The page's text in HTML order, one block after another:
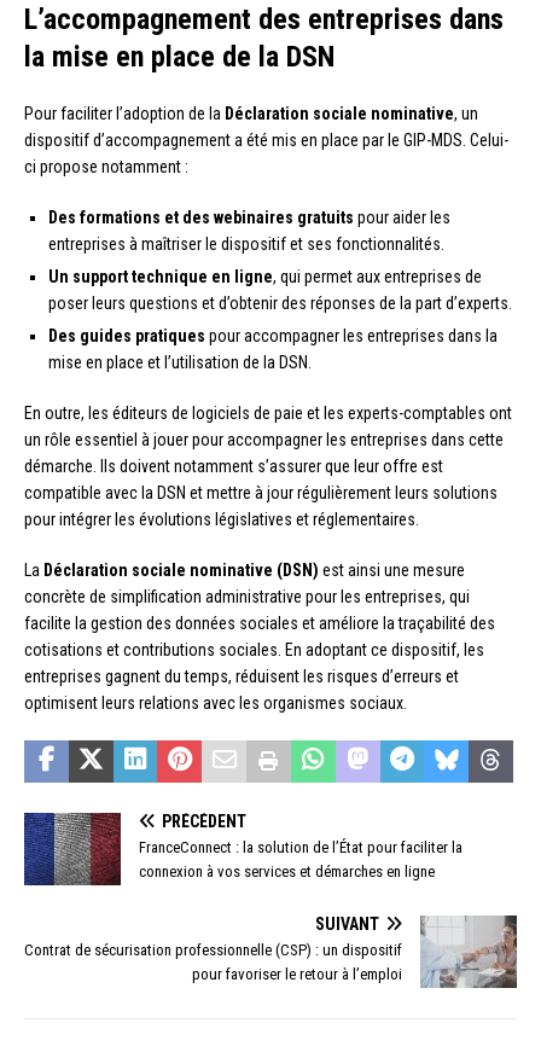
L’accompagnement des entreprises dans
la mise en place de la DSN
Pour faciliter l’adoption de la Déclaration sociale nominative, un
dispositif d’accompagnement a été mis en place par le GIP-MDS. Celui-
ci propose notamment :
Des formations et des webinaires gratuits pour aider les
entreprises à maîtriser le dispositif et ses fonctionnalités.
Un support technique en ligne, qui permet aux entreprises de
poser leurs questions et d’obtenir des réponses de la part d’experts.
Des guides pratiques pour accompagner les entreprises dans la
mise en place et l’utilisation de la DSN.
En outre, les éditeurs de logiciels de paie et les experts-comptables ont
un rôle essentiel à jouer pour accompagner les entreprises dans cette
démarche. Ils doivent notamment s’assurer que leur offre est
compatible avec la DSN et mettre à jour régulièrement leurs solutions
pour intégrer les évolutions législatives et réglementaires.
La Déclaration sociale nominative (DSN) est ainsi une mesure
concrète de simplification administrative pour les entreprises, qui
facilite la gestion des données sociales et améliore la traçabilité des
cotisations et contributions sociales. En adoptant ce dispositif, les
entreprises gagnent du temps, réduisent les risques d’erreurs et
optimisent leurs relations avec les organismes sociaux.
PRÉCÉDENT
FranceConnect : la solution de l’État pour faciliter la
connexion à vos services et démarches en ligne
SUIVANT
Contrat de sécurisation professionnelle (CSP) : un dispositif
pour favoriser le retour à l’emploi